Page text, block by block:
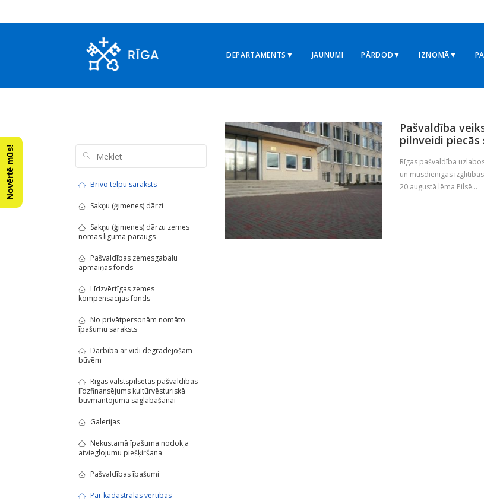
DEPARTAMENTS▼ JAUNUMI PĀRDOD▼ IZNOMĀ▼
Pašvaldība
pilnveidi piecās
Rīgas pašvaldība
un mūsdienīgas
20.augustā lēma Pilsē...
Brīvo telpu saraksts
Sakņu (ģimenes) dārzi
Sakņu (ģimenes) dārzu zemes
nomas līguma paraugs
Pašvaldības zemesgabalu
apmaiņas fonds
Līdzvērtīgas zemes
kompensācijas fonds
No privātpersonām nomāto
īpašumu saraksts
Darbība ar vidi degradējošām
būvēm
Rīgas valstspilsētas pašvaldības
līdzfinansējums kultūrvēsturiskā
būvmantojuma saglabāšanai
Galerijas
Nekustamā īpašuma nodokļa
atvieglojumu piešķiršana
Pašvaldības īpašumi
Par kadastrālās vērtības
Novērtē mūs!